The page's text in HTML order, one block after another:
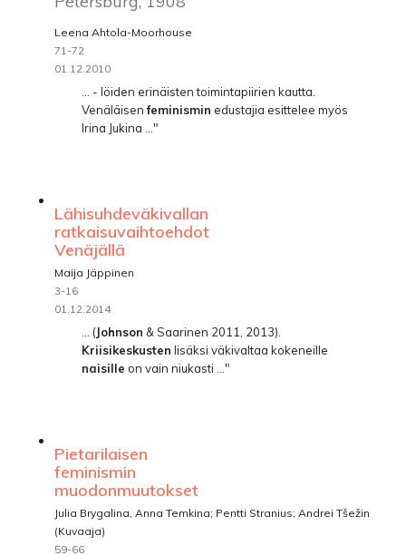
Leena Ahtola-Moorhouse
71-72
01.12.2010
... - löiden erinäisten toimintapiirien kautta.
Venäläisenfeminismin edustajia esittelee myös
Irina Jukina ..."
Lähisuhdeväkivallan
ratkaisuvaihtoehdot
Venäjällä
Maija Jäppinen
3-16
01.12.2014
... (Johnson & Saarinen 2011, 2013).
Kriisikeskusten lisäksi väkivaltaa kokeneille
naisille on vain niukasti ..."
Pietarilaisen
feminismin
muodonmuutokset
Julia Brygalina, Anna Temkina; Pentti Stranius; Andrei Tšežin
(Kuvaaja)
59-66